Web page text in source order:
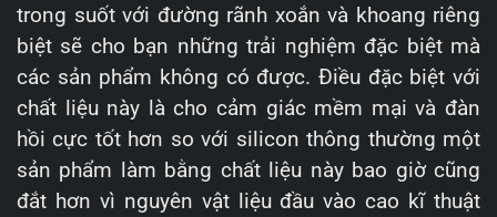
trong suốt với đường rãnh xoắn và khoang riêng
biệt sẽ cho bạn những trải nghiệm đặc biệt mà
các sản phẩm không có được. Điều đặc biệt với
chất liệu này là cho cảm giác mềm mại và đàn
hồi cực tốt hơn so với silicon thông thường một
sản phẩm làm bằng chất liệu này bao giờ cũng
đắt hơn vì nguyên vật liệu đầu vào cao kĩ thuật